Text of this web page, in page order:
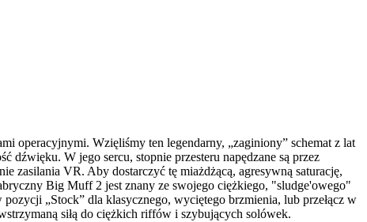
operacyjnymi. Wzięliśmy ten legendarny, „zaginiony” schemat z lat
W jego sercu, stopnie przesteru napędzane są przez
zasilania VR. Aby dostarczyć tę miażdżącą, agresywną saturację,
Big Muff 2 jest znany ze swojego ciężkiego, "sludge'owego"
„Stock” dla klasycznego, wyciętego brzmienia, lub przełącz w
siłą do ciężkich riffów i szybujących solówek.